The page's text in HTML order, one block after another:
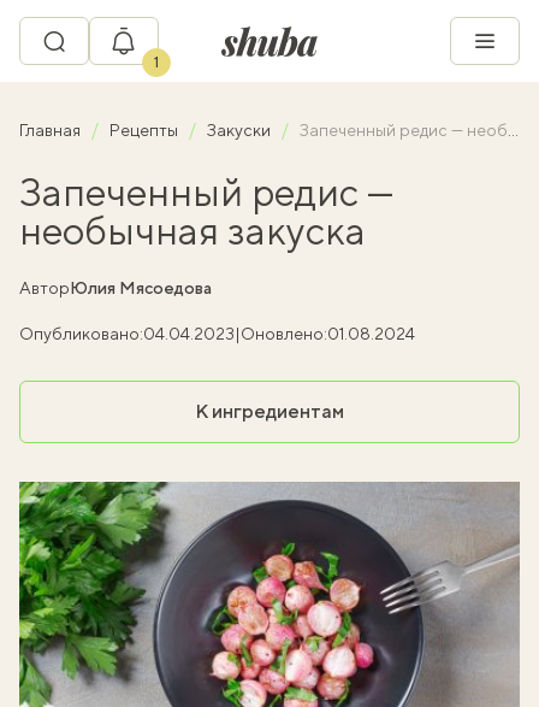
1
Главная Рецепты Закуски Запеченный редис — необычная закуска
Запеченный редис —
необычная закуска
АвторЮлия Мясоедова
Опубликовано:04.04.2023|Оновлено:01.08.2024
К ингредиентам